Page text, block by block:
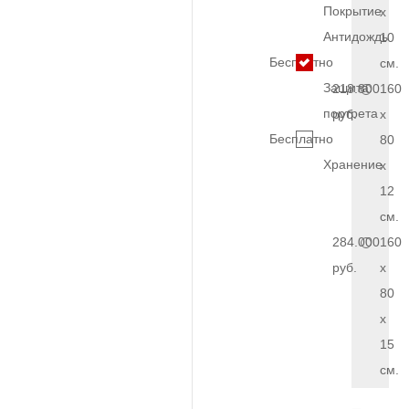
Покрытие
Антидождь
Бесплатно
Защита
портрета
Бесплатно
Хранение
x
10
см.
218.800
руб.
160
x
80
x
12
см.
284.000
руб.
160
x
80
x
15
см.